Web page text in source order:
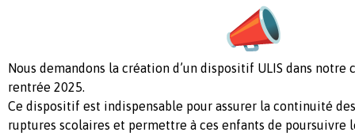
Nous demandons la création d’un dispositif ULIS dans notre
rentrée 2025.
Ce dispositif est indispensable pour assurer la continuité
ruptures scolaires et permettre à ces enfants de poursuivre